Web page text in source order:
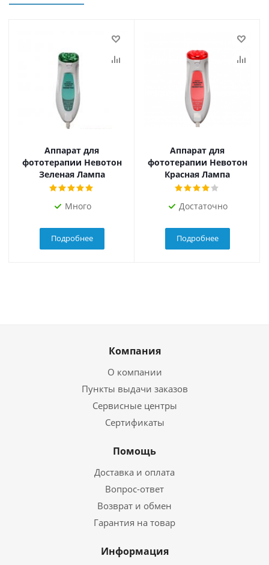
Аппарат для
фототерапии Невотон
Зеленая Лампа
Много
Подробнее
Аппарат для
фототерапии Невотон
Красная Лампа
Достаточно
Подробнее
Компания
О компании
Пункты выдачи заказов
Сервисные центры
Сертификаты
Помощь
Доставка и оплата
Вопрос-ответ
Возврат и обмен
Гарантия на товар
Информация